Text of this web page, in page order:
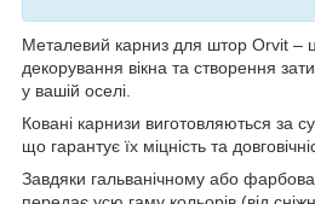
Металевий карниз для штор Orvit –
декорування вікна та створення
у вашій оселі.
Ковані карнизи виготовляються за
що гарантує їх міцність та
Завдяки гальванічному або